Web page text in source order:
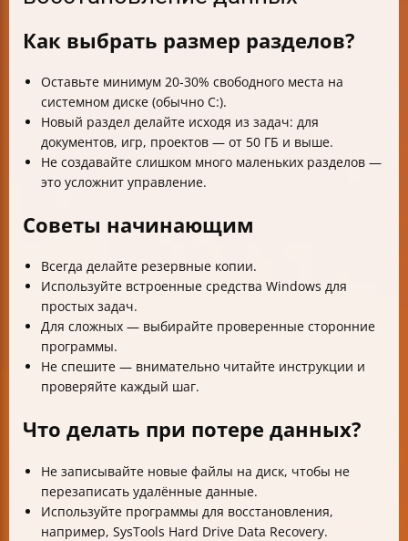
Как выбрать размер разделов?
Оставьте минимум 20-30% свободного места на
системном диске (обычно C:).
Новый раздел делайте исходя из задач: для
документов, игр, проектов — от 50 ГБ и выше.
Не создавайте слишком много маленьких разделов —
это усложнит управление.
Советы начинающим
Всегда делайте резервные копии.
Используйте встроенные средства Windows для
простых задач.
Для сложных — выбирайте проверенные сторонние
программы.
Не спешите — внимательно читайте инструкции и
проверяйте каждый шаг.
Что делать при потере данных?
Не записывайте новые файлы на диск, чтобы не
перезаписать удалённые данные.
Используйте программы для восстановления,
например, SysTools Hard Drive Data Recovery.